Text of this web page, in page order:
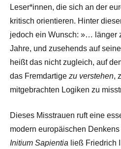
Leser*innen, die sich an der
kritisch orientieren. Hinter
jedoch ein Wunsch: »… länger
Jahre, und zusehends auf
heißt das nicht zugleich, auf
das Fremdartige zu verstehen,
mitgebrachten Logiken zu
Dieses Misstrauen ruft eine
modern europäischen
Initium Sapientia ließ Friedrich